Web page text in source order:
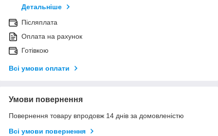
Детальніше
Післяплата
Оплата на рахунок
Готівкою
Всі умови оплати
Умови повернення
Повернення товару впродовж 14 днів за домовленістю
Всі умови повернення